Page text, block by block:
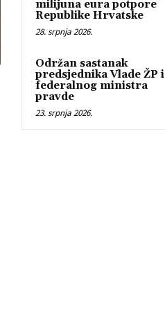
milijuna eura potpore
Republike Hrvatske
28. srpnja 2026.
Održan sastanak
predsjednika Vlade ŽP i
federalnog ministra
pravde
23. srpnja 2026.